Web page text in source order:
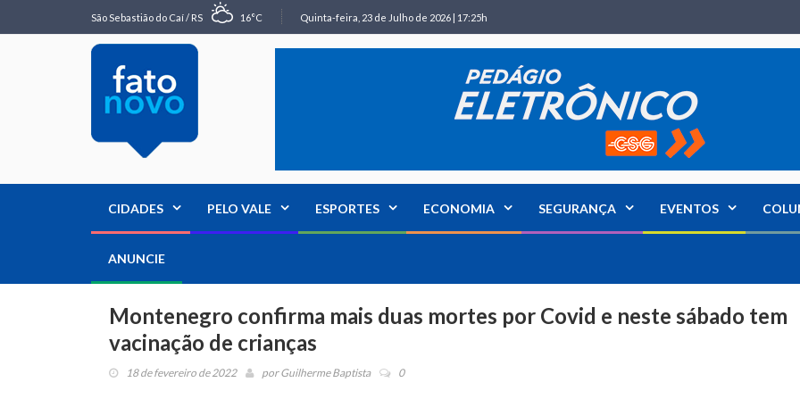
São Sebastião do Caí / RS 16°C Quinta-feira, 23 de Julho de 2026 | 17:25h
CIDADES PELO VALE ESPORTES ECONOMIA SEGURANÇA EVENTOS
ANUNCIE
Montenegro confirma mais duas mortes por Covid e neste sábado tem
vacinação de crianças
18 de fevereiro de 2022 porGuilherme Baptista 0